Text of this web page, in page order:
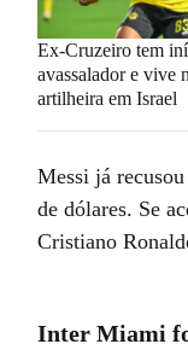
Ex-Cruzeiro tem
avassalador e vive
artilheira em Israel
Messi já
de dólares. Se
Cristiano
Inter Miami